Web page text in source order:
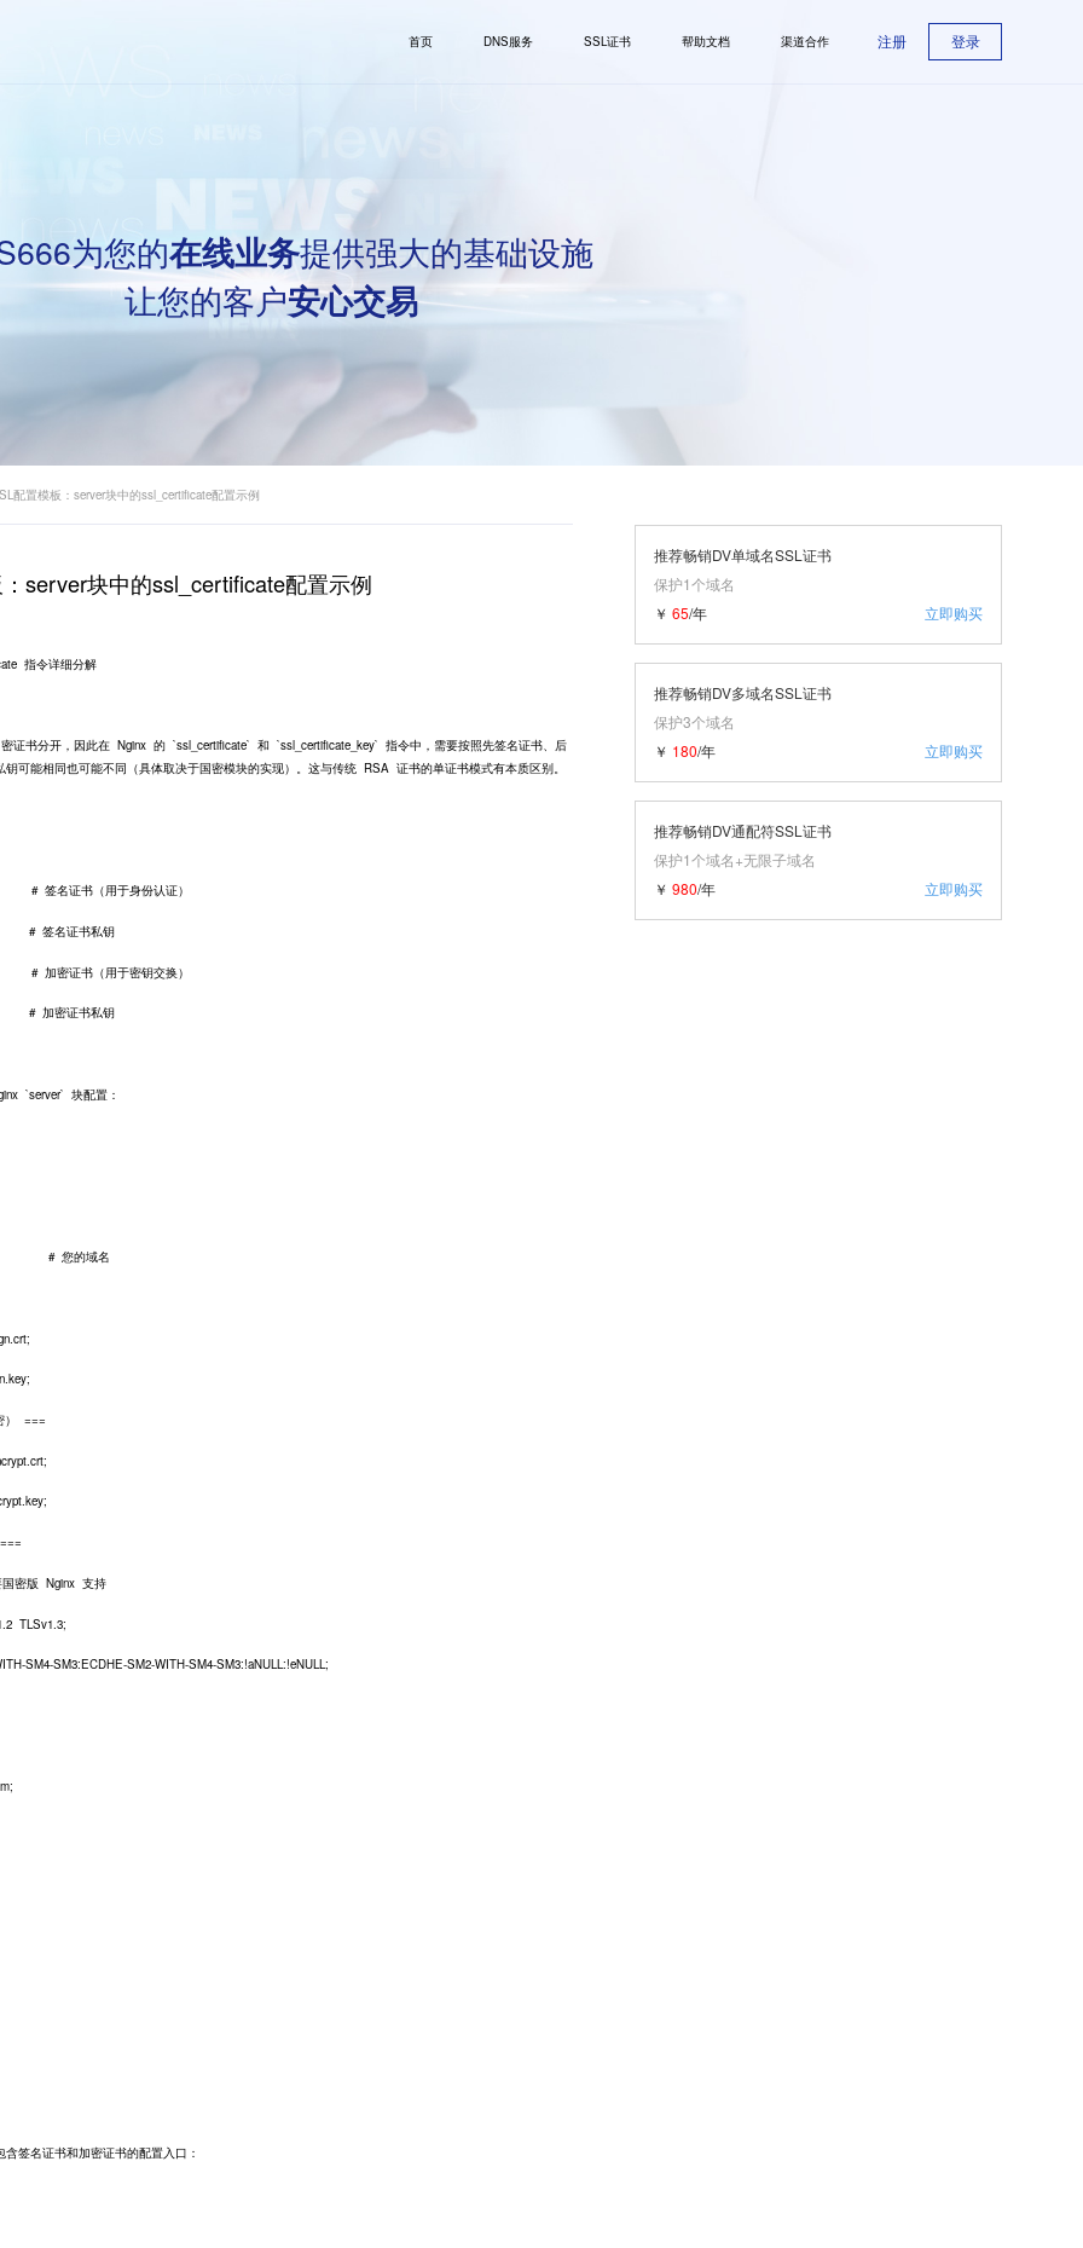
首页 DNS服务 SSL证书 帮助文档 渠道合作 注册 登录
为您的在线业务提供强大的基础设施
让您的客户安心交易
配置模板：server块中的ssl_certificate配置示例
server块中的ssl_certificate配置示例
指令详细分解
密证书分开，因此在 Nginx 的 `ssl_certificate` 和 `ssl_certificate_key` 指令中，需要按照先签名证书、后
可能相同也可能不同（具体取决于国密模块的实现）。这与传统 RSA 证书的单证书模式有本质区别。
名证书（用于身份认证）
; # 签名证书私钥
密证书（用于密钥交换）
; # 加密证书私钥
`server` 块配置：
# 您的域名
===
密版 Nginx 支持
SM2-WITH-SM4-SM3:!aNULL:!eNULL;
签名证书和加密证书的配置入口：
推荐畅销DV单域名SSL证书
保护1个域名
立即购买
￥ 65/年
推荐畅销DV多域名SSL证书
保护3个域名
立即购买
￥ 180/年
推荐畅销DV通配符SSL证书
保护1个域名+无限子域名
立即购买
￥ 980/年